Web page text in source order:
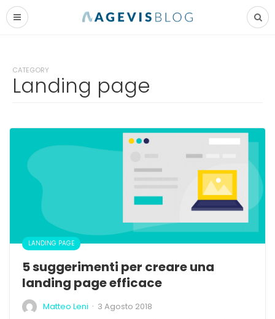
CATEGORY
Landing page
LANDING PAGE
5 suggerimenti per creare una
landing page efficace
Matteo Leni · 3 Agosto 2018